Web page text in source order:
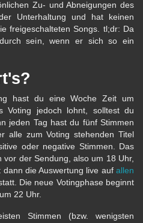
Zu- und Abneigungen des
Unterhaltung und hat keinen
freigeschalteten Songs. tl;dr: Da
sein, wenn er sich so ein
hast du eine Woche Zeit um
Voting jedoch lohnt, solltest du
jeden Tag hast du fünf Stimmen
alle zum Voting stehenden Titel
oder negative Stimmen. Das
vor der Sendung, also um 18 Uhr,
die Auswertung live auf allen
Die neue Votingphase beginnt
22 Uhr.
Stimmen (bzw. wenigsten